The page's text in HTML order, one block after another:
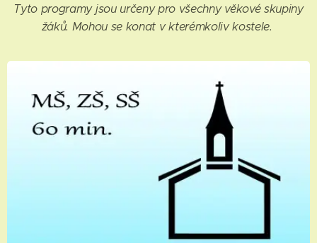
Tyto programy jsou určeny pro všechny věkové skupiny
žáků. Mohou se konat v kterémkoliv kostele.